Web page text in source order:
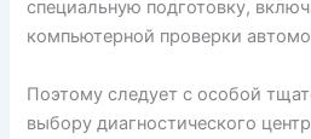
специальную подготовку,
компьютерной проверки
Поэтому следует с особой
выбору диагностического